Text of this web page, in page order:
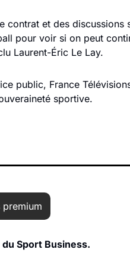
contrat et des discussions
pour voir si on peut
Laurent-Éric Le Lay.
public, France
sportive.
du Sport Business.